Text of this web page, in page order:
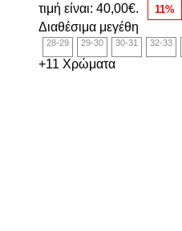
τιμή είναι: 40,00€.
11%
Διαθέσιμα μεγέθη
28-29 29-30 30-31 32-33
+11 Χρώματα